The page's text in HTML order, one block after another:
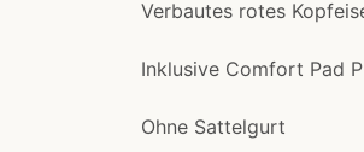
Verbautes rotes
Inklusive Comfort Pad
Ohne Sattelgurt